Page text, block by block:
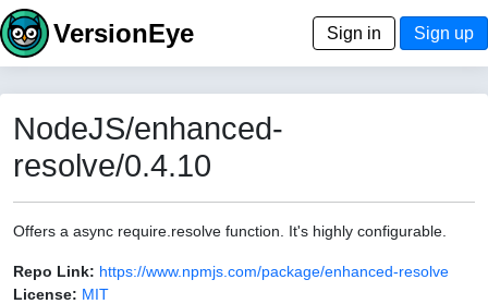
VersionEye Sign in Sign up
NodeJS/enhanced-
resolve/0.4.10
Offers a async require.resolve function. It's highly configurable.
Repo Link: https://www.npmjs.com/package/enhanced-resolve
License: MIT